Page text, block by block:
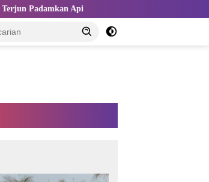
Kemnaker dan Indo-Rama Perkuat TKM